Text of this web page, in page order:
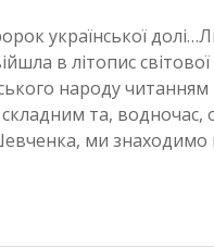
української
в літопис
народу читанням
та, водночас,
ми знаходимо